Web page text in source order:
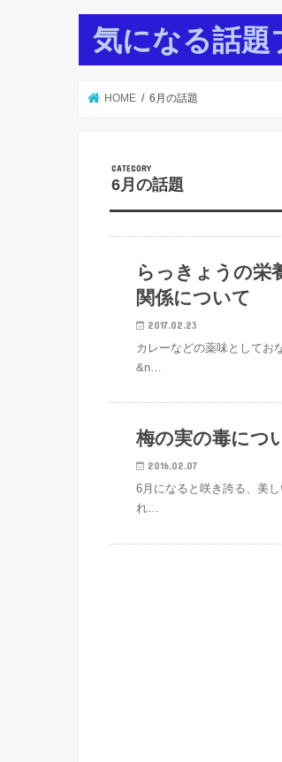
気になる話題
HOME 6月の話題
6月の話題
らっきょうの栄
関係について
2017.02.23
カレーなどの薬味としてお
&n…
梅の実の毒につ
2016.02.07
6月になると咲き誇る、美
れ…